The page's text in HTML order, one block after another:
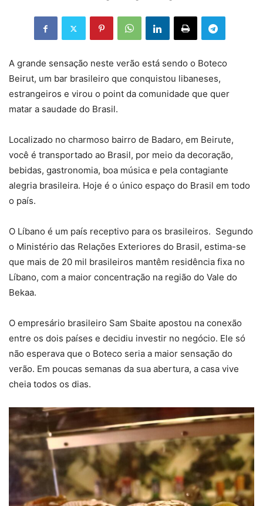
A grande sensação neste verão está sendo o Boteco
Beirut, um bar brasileiro que conquistou libaneses,
estrangeiros e virou o point da comunidade que quer
matar a saudade do Brasil.
Localizado no charmoso bairro de Badaro, em Beirute,
você é transportado ao Brasil, por meio da decoração,
bebidas, gastronomia, boa música e pela contagiante
alegria brasileira. Hoje é o único espaço do Brasil em todo
o país.
O Líbano é um país receptivo para os brasileiros. Segundo
o Ministério das Relações Exteriores do Brasil, estima-se
que mais de 20 mil brasileiros mantêm residência fixa no
Líbano, com a maior concentração na região do Vale do
Bekaa.
O empresário brasileiro Sam Sbaite apostou na conexão
entre os dois países e decidiu investir no negócio. Ele só
não esperava que o Boteco seria a maior sensação do
verão. Em poucas semanas da sua abertura, a casa vive
cheia todos os dias.